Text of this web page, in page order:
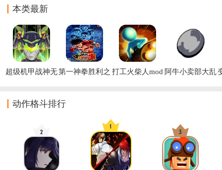
本类最新
超级机甲战神无第一神拳胜利之 打工火柴人mod 阿牛小卖部大乱
动作格斗排行